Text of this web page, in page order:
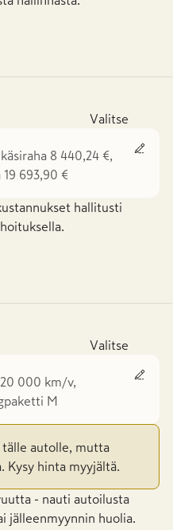
Valitse
8 440,24 €,
693,90 €
hallitusti
Valitse
000 km/v,
M
tälle autolle, mutta
Kysy hinta myyjältä.
- nauti autoilusta
jälleenmyynnin huolia.